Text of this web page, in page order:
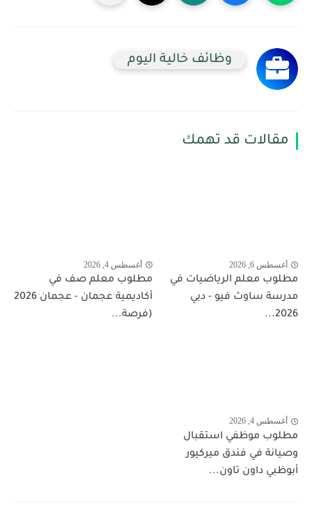
وظائف خالية اليوم
مقالات قد تهمك
أغسطس 6, 2026
مطلوب معلم الرياضيات في
مدرسة ساوث فيو - دبي
2026...
أغسطس 4, 2026
مطلوب معلم صف في
أكاديمية عجمان - عجمان 2026
(فرصة...
أغسطس 4, 2026
مطلوب موظفي استقبال
وصيانة في فندق ميركيور
أبوظبي داون تاون...